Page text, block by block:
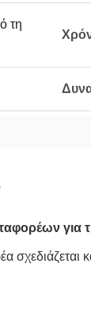
τη
σχεδιάζεται